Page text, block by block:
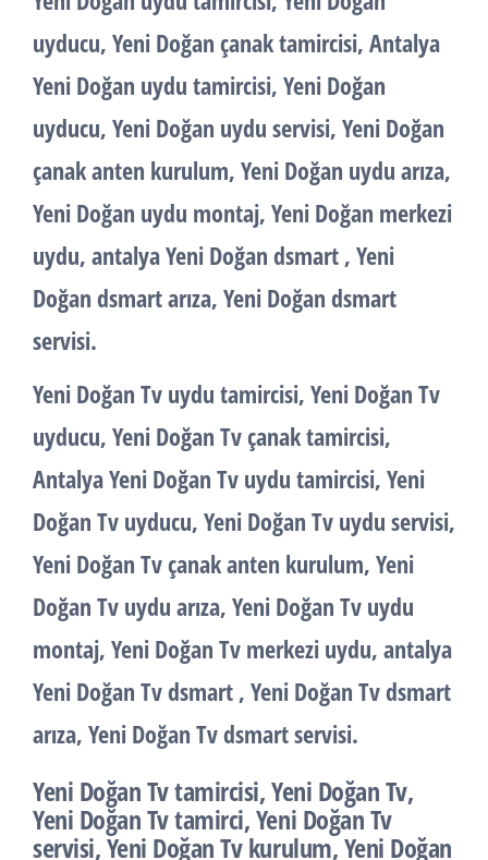
uyducu, Yeni Doğan çanak tamircisi, Antalya
Yeni Doğan uydu tamircisi, Yeni Doğan
uyducu, Yeni Doğan uydu servisi, Yeni Doğan
çanak anten kurulum, Yeni Doğan uydu arıza,
Yeni Doğan uydu montaj, Yeni Doğan merkezi
uydu, antalya Yeni Doğan dsmart , Yeni
Doğan dsmart arıza, Yeni Doğan dsmart
servisi.
Yeni Doğan Tv uydu tamircisi, Yeni Doğan Tv
uyducu, Yeni Doğan Tv çanak tamircisi,
Antalya Yeni Doğan Tv uydu tamircisi, Yeni
Doğan Tv uyducu, Yeni Doğan Tv uydu servisi,
Yeni Doğan Tv çanak anten kurulum, Yeni
Doğan Tv uydu arıza, Yeni Doğan Tv uydu
montaj, Yeni Doğan Tv merkezi uydu, antalya
Yeni Doğan Tv dsmart , Yeni Doğan Tv dsmart
arıza, Yeni Doğan Tv dsmart servisi.
Yeni Doğan Tv tamircisi, Yeni Doğan Tv,
Yeni Doğan Tv tamirci, Yeni Doğan Tv
servisi, Yeni Doğan Tv kurulum, Yeni Doğan